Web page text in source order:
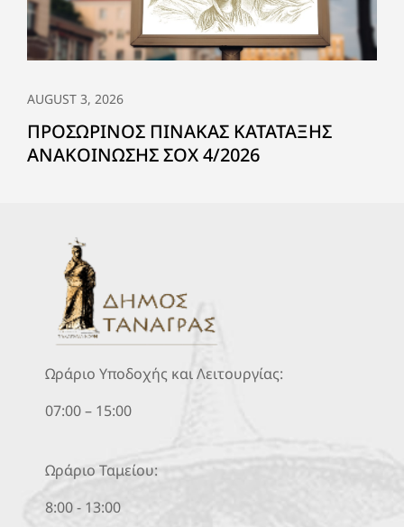
AUGUST 3, 2026
ΠΡΟΣΩΡΙΝΟΣ ΠΙΝΑΚΑΣ ΚΑΤΑΤΑΞΗΣ
ΑΝΑΚΟΙΝΩΣΗΣ ΣΟΧ 4/2026
Ωράριο Υποδοχής και Λειτουργίας:
07:00 – 15:00
Ωράριο Ταμείου:
8:00 - 13:00